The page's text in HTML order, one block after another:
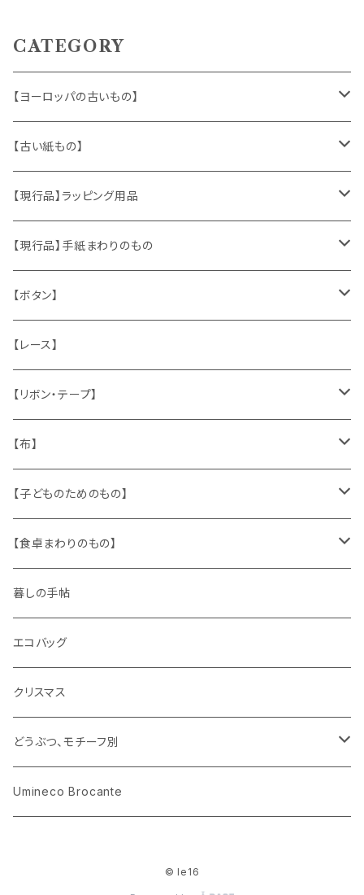
CATEGORY
【ヨーロッパの古いもの】
ヴィンテージアクセサリー
おもちゃ、ぬいぐるみ
くま、テディベア
うさぎ
キャラクター
ピノキオ
ヴィンテージファブリック
ハンドメイド製品
お部屋に飾るもの
メタル製品
缶、箱
陶磁器
文房具
木製品
ミニチュア、ドールハウス
【古い紙もの】
切手、FDC
ポストカード、カレンダー
マッチラベル、食品ラベル
蔵書票、荷札、ビュバー、伝票
シール、ステッカー、クロモス
袋、箱、ナプキン、コースター
パズル、ゲーム
古本、古雑誌、古えほん
古レコード
古せっけん
ラッピングペーパー、壁紙
【現行品】ラッピング用品
伝票、タグ、シール
袋、ラッピングペーパー
ひも、テープ
【現行品】手紙まわりのもの
封筒、ポストカード
切手
スタンプ
文房具
【ボタン】
木
貝
メタル
ガラス
プラスチック
紙
【レース】
【リボン・テープ】
チロルテープ・イニシャルテープ
トリム
ワッペン
【布】
キッチンクロス、ナプキン
ニット
布地
【子どものためのもの】
身に着けるもの
【食卓まわりのもの】
ガラス
花びん
小物入れ
陶磁器
カップアンドソーサー
プレート
木製品
ホーロー
メタル
暮しの手帖
エコバッグ
クリスマス
どうぶつ、モチーフ別
くま、ベア
Umineco Brocante
© le16